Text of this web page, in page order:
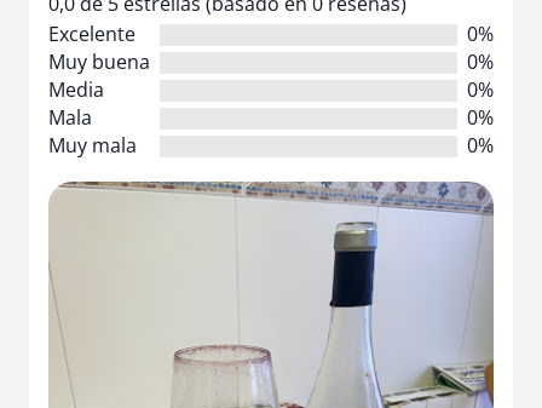
Excelente
0%
Muy buena
0%
Media
0%
Mala
0%
Muy mala
0%